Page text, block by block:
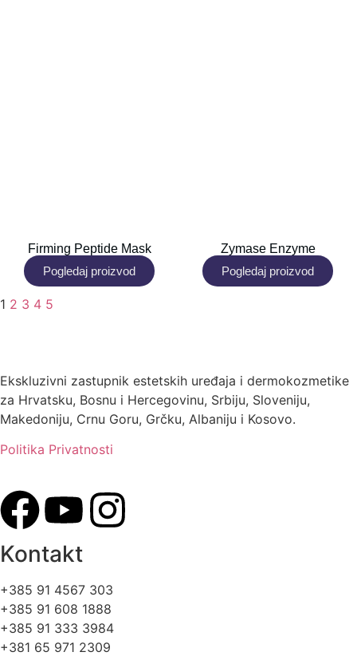
Firming Peptide Mask
Pogledaj proizvod
Zymase Enzyme
Pogledaj proizvod
1 2 3 4 5
Ekskluzivni zastupnik estetskih uređaja i dermokozmetike
za Hrvatsku, Bosnu i Hercegovinu, Srbiju, Sloveniju,
Makedoniju, Crnu Goru, Grčku, Albaniju i Kosovo.​​
Politika Privatnosti
Kontakt
+385 91 4567 303
+385 91 608 1888
+385 91 333 3984
+381 65 971 2309